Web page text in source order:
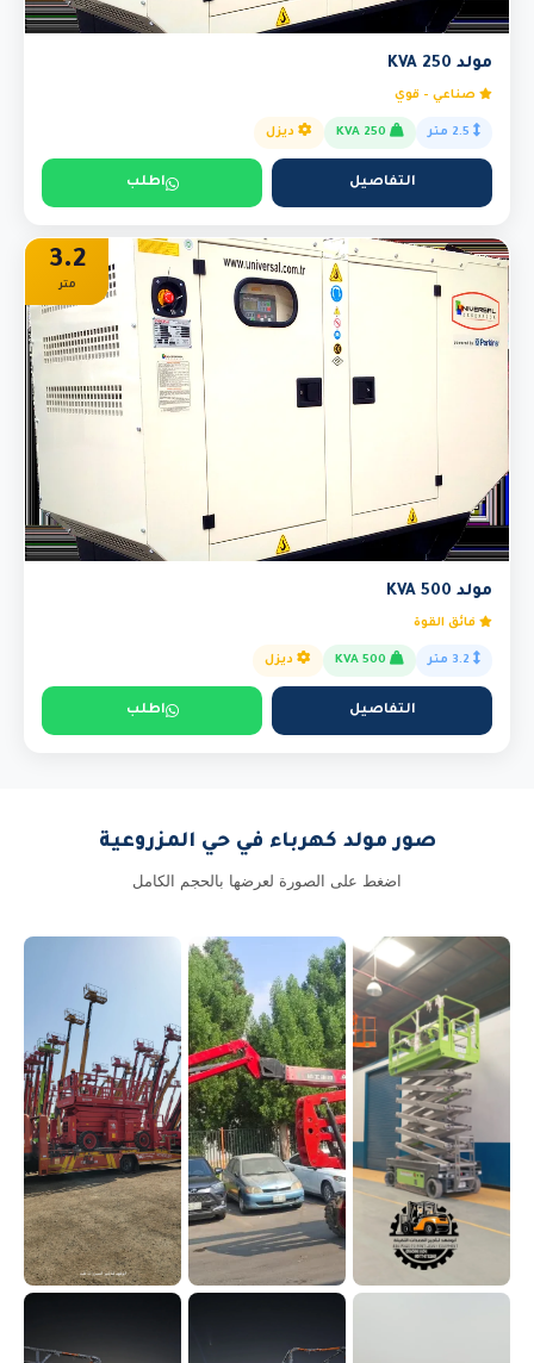
مولد 250 KVA
صناعي - قوي
ديزل
التفاصيل اطلب
3.2
متر
مولد 500 KVA
فائق القوة
ديزل
التفاصيل اطلب
صور مولد كهرباء في حي المزروعية
اضغط على الصورة لعرضها بالحجم الكامل